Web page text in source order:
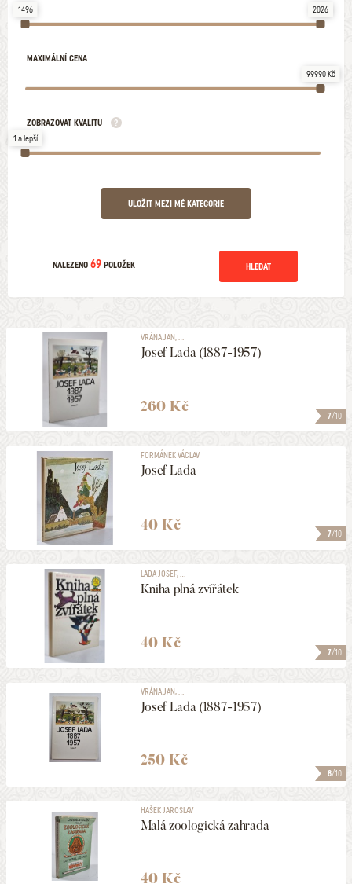
1496 2026
MAXIMÁLNÍ CENA
99990 Kč
ZOBRAZOVAT KVALITU
1 a lepší
ULOŽIT MEZI MÉ KATEGORIE
NALEZENO 69POLOŽEK HLEDAT
7/10
VRÁNA JAN, ...
Josef Lada (1887-1957)
260 Kč
7/10
FORMÁNEK VÁCLAV
Josef Lada
40 Kč
7/10
LADA JOSEF, ...
Kniha plná zvířátek
40 Kč
8/10
VRÁNA JAN, ...
Josef Lada (1887-1957)
250 Kč
HAŠEK JAROSLAV
Malá zoologická zahrada
40 Kč